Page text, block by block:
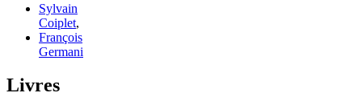
Sylvain
Coiplet,
François
Germani
Livres